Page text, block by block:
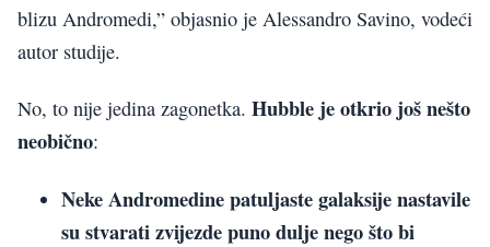
blizu Andromedi,” objasnio je Alessandro Savino, vodeći
autor studije.
No, to nije jedina zagonetka. Hubble je otkrio još nešto
neobično:
Neke Andromedine patuljaste galaksije nastavile
su stvarati zvijezde puno dulje nego što bi